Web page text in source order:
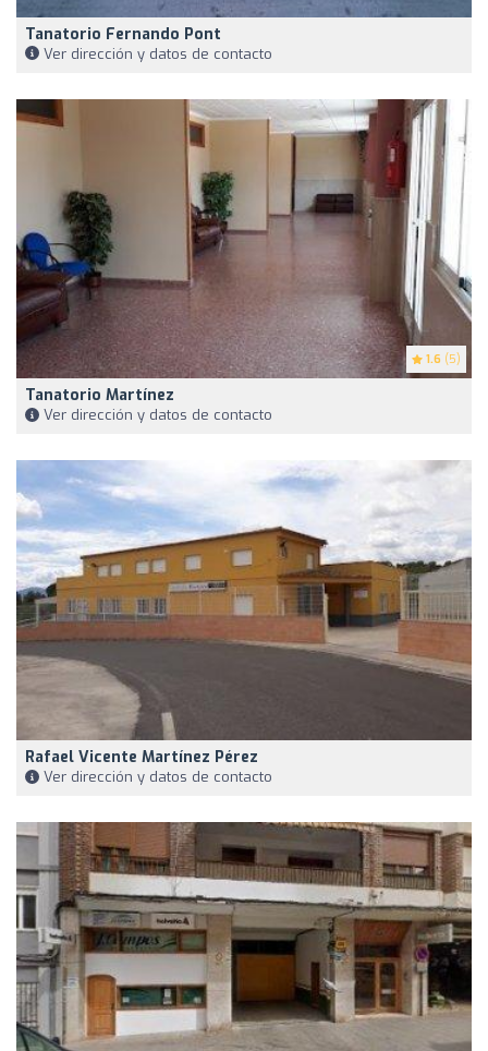
Tanatorio Fernando Pont
Ver dirección y datos de contacto
1.6 (5)
Tanatorio Martínez
Ver dirección y datos de contacto
Rafael Vicente Martínez Pérez
Ver dirección y datos de contacto